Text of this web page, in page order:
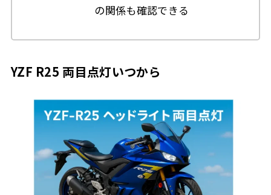
の関係も確認できる
YZF R25 両目点灯いつから